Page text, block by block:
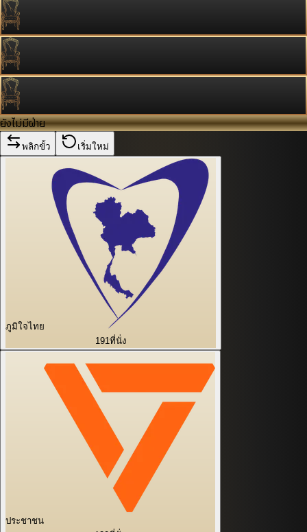
ยังไม่มีฝ่าย
พลิกขั้ว เริ่มใหม่
ภูมิใจไทย
191ที่นั่ง
ประชาชน